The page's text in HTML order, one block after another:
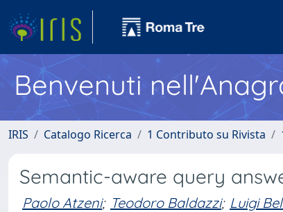
Benvenuti
IRIS Catalogo Ricerca 1 Contributo su Rivista
Semantic-aware query
Paolo Atzeni; Teodoro Baldazzi; Luigi